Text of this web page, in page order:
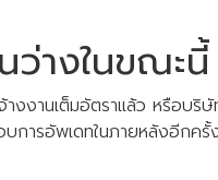
ว่างในขณะนี้
งงานเต็มอัตราแล้ว หรือบริษั
การอัพเดทในภายหลังอีกครั้